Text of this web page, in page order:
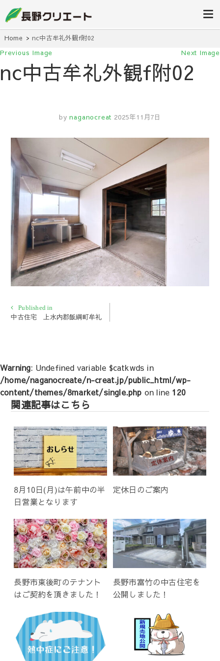
長野クリエ
ート
せください！
Home nc中古牟礼外観f附02
Previous Image Next Image
nc中古牟礼外観f附02
by naganocreat 2025年11月7日
投
稿
ー
シ
ョ
ン
Published in
中古住宅 上水内郡飯綱町牟礼
Warning: Undefined variable $catkwds in
/home/naganocreate/n-creat.jp/public_html/wp-
content/themes/8market/single.php on line 120
関連記事はこちら
8月10日(月)は午前中の半
日営業となります
定休日のご案内
長野市東後町のテナント
はご契約を頂きました！
長野市富竹の中古住宅を
公開しました！